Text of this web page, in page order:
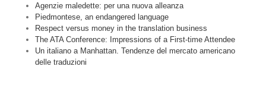
Agenzie maledette: per una nuova alleanza
Piedmontese, an endangered language
Respect versus money in the translation business
The ATA Conference: Impressions of a First-time Attendee
Un italiano a Manhattan. Tendenze del mercato americano
delle traduzioni